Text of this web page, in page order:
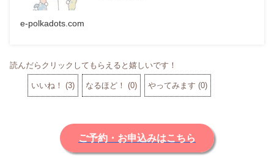
e-polkadots.com
読んだらクリックしてもらえると嬉しいです！
いいね！ (3) なるほど！ (0) やってみます (0)
ご予約・お申込みはこちら